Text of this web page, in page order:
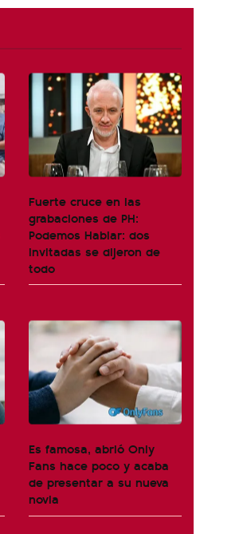
Fuerte cruce en las
grabaciones de PH:
Podemos Hablar: dos
invitadas se dijeron de
todo
Es famosa, abrió Only
Fans hace poco y acaba
de presentar a su nueva
novia